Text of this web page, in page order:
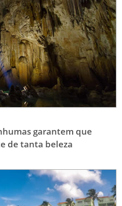
garantem que
de tanta beleza